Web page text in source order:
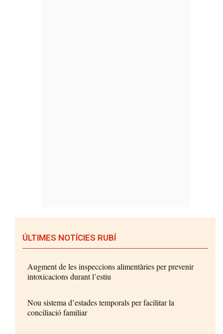
ÚLTIMES NOTÍCIES RUBÍ
Augment de les inspeccions alimentàries per prevenir
intoxicacions durant l’estiu
Nou sistema d’estades temporals per facilitar la
conciliació familiar